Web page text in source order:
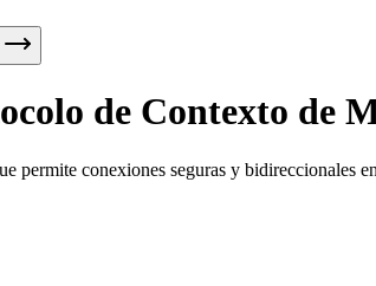
de Contexto de
permite conexiones seguras y bidireccionales